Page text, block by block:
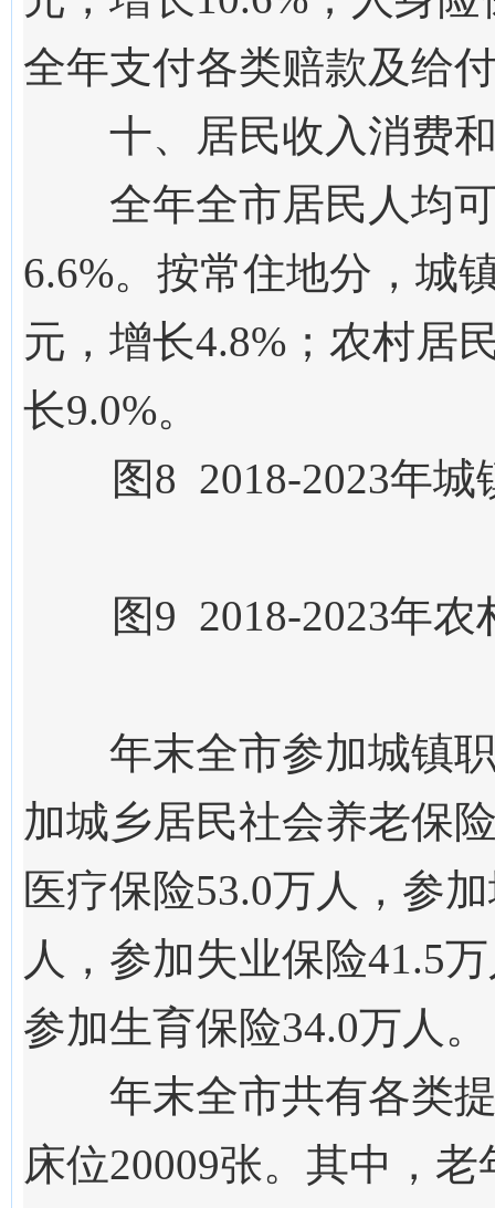
全年支付各类赔款及给
十、居民收入消费
全年全市居民人均
6.6%。按常住地分，城
元，增长4.8%；农村居
长9.0%。
图8 2018-2023年城
图9 2018-2023年农
年末全市参加城镇
加城乡居民社会养老保
医疗保险53.0万人，参
人，参加失业保险41.5
参加生育保险34.0万人。
年末全市共有各类
床位20009张。其中，老